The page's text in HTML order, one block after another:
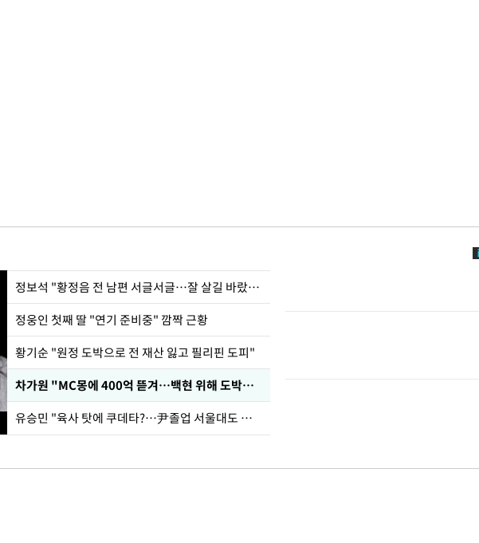
정보석 "황정음 전 남편 서글서글…잘 살길 바랐는데"
정웅인 첫째 딸 "연기 준비중" 깜짝 근황
황기순 "원정 도박으로 전 재산 잃고 필리핀 도피"
차가원 "MC몽에 400억 뜯겨…백현 위해 도박빚 갚아줘"
유승민 "육사 탓에 쿠데타?…尹졸업 서울대도 없애나"